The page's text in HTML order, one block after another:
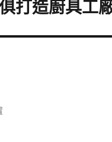
打造廚具工